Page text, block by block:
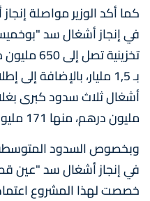
في إنجاز أشغال سد
بـ 1,5 مليار، بالإضافة
مليون درهم، منها 171 مليون درهم كاعتمادات أداء.
وبخصوص السدود
في إنجاز أشغال سد "عين